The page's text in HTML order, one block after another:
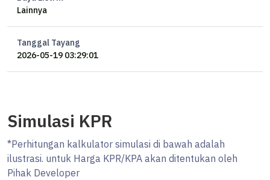
Yang mau tanya-tanya, booking private viewing, atau ingin
bergabung menjadi marketing properti bersama Ocasa, langsung
hubungi Whatsapp Erik di 0878xxxxxxxx atau kunjungi website kami
Lainnya
Tanggal Tayang
2026-05-19 03:29:01
Simulasi KPR
*Perhitungan kalkulator simulasi di bawah adalah
ilustrasi. untuk Harga KPR/KPA akan ditentukan oleh
Pihak Developer